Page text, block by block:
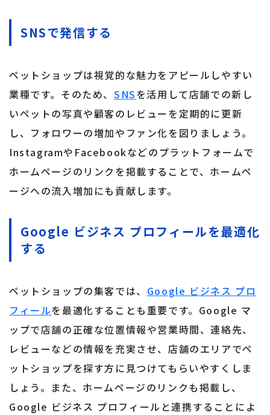
SNSで発信する
ペットショップは視覚的な魅力をアピールしやすい
業種です。そのため、 SNSを活用して店舗での新し
いペットの写真や顧客のレビューを定期的に更新
し、フォロワーの増加やファン化を図りましょう。
InstagramやFacebookなどのプラットフォームで
ホームページのリンクを掲載することで、ホームペ
ージへの流入増加にも貢献します。
Google ビジネス プロフィールを最適化
する
ペットショップの集客では、 Google ビジネス プロ
フィールを最適化することも重要です。Google マ
ップで店舗の正確な位置情報や営業時間、連絡先、
レビューなどの情報を充実させ、店舗のエリアでペ
ットショップを探す方に見つけてもらいやすくしま
しょう。また、ホームページのリンクも掲載し、
Google ビジネス プロフィールと連携することによ